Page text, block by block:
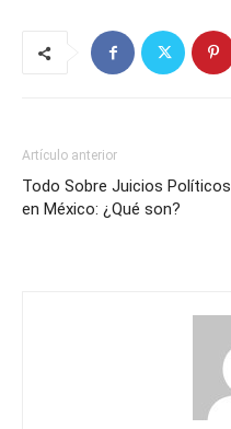
Artículo anterior
Todo Sobre Juicios Políticos
en México: ¿Qué son?